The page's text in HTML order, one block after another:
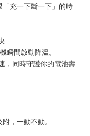
充一下斷一下」的時
瞬間啟動降溫。
，同時守護你的電池壽
，一動不動。